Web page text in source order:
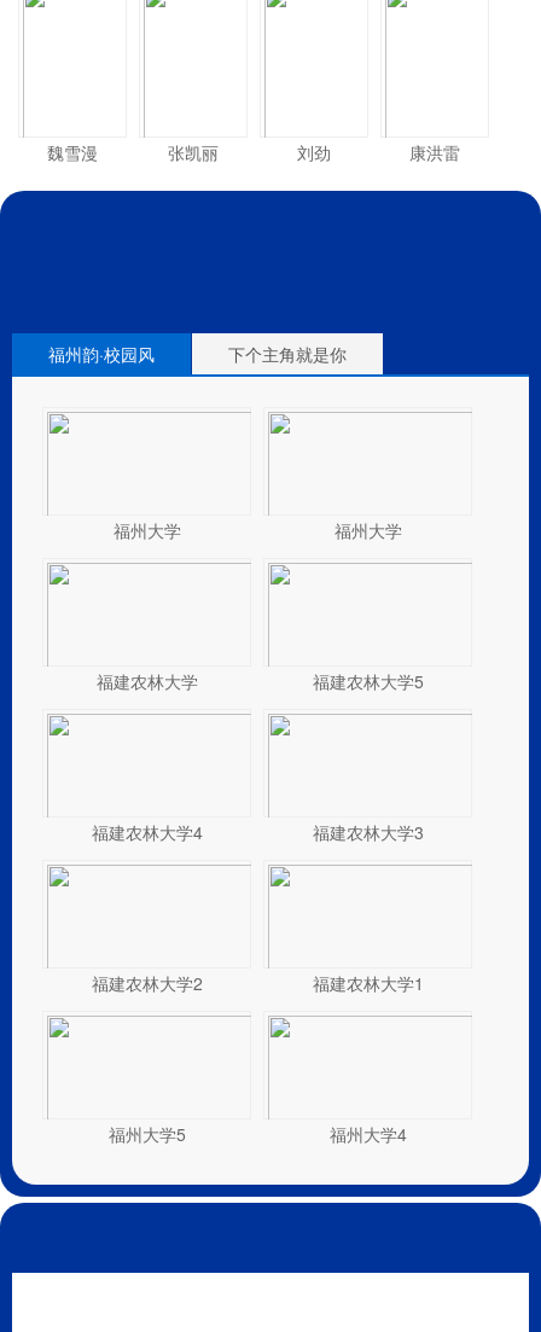
魏雪漫 张凯丽 刘劲 康洪雷
福州韵·校园风
下个主角就是你
福州大学 福州大学
福建农林大学 福建农林大学5
福建农林大学4 福建农林大学3
福建农林大学2 福建农林大学1
福州大学5 福州大学4